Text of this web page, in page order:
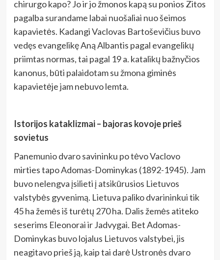
chirurgo kapo? Jo ir jo žmonos kapą su ponios Zitos
pagalba surandame labai nuošaliai nuo šeimos
kapavietės. Kadangi Vaclovas Bartoševičius buvo
vedęs evangelikę Aną Albantis pagal evangelikų
priimtas normas, tai pagal 19 a. katalikų bažnyčios
kanonus, būti palaidotam su žmona giminės
kapavietėje jam nebuvo lemta.
Istorijos kataklizmai – bajoras kovoje prieš
sovietus
Panemunio dvaro savininku po tėvo Vaclovo
mirties tapo Adomas-Dominykas (1892-1945). Jam
buvo nelengva įsilieti į atsikūrusios Lietuvos
valstybės gyvenimą. Lietuva paliko dvarininkui tik
45 ha žemės iš turėtų 270 ha. Dalis žemės atiteko
seserims Eleonorai ir Jadvygai. Bet Adomas-
Dominykas buvo lojalus Lietuvos valstybei, jis
neagitavo prieš ją, kaip tai darė Ustronės dvaro